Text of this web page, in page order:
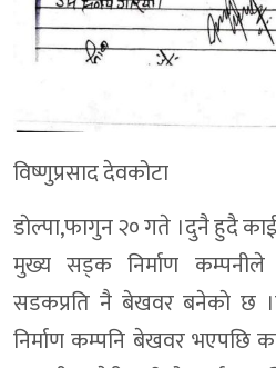
विष्णुप्रसाद देवकोटा
डाेल्पा,फागुन २० गते ।दुनै हुदै
मुख्य सड्क निर्माण कम्पनीले
सडकप्रति नै बेखवर बनेकाे छ
निर्माण कम्पनि बेखवर भएपछि